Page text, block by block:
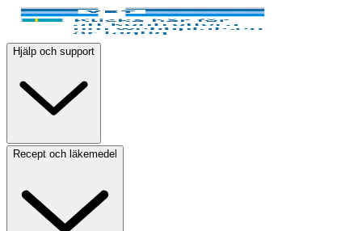
Hjälp och support
Recept och läkemedel